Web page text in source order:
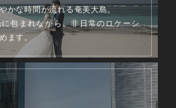
かな時間が流れる奄美大島。
包まれながら、非日常のロケーシ
ます。